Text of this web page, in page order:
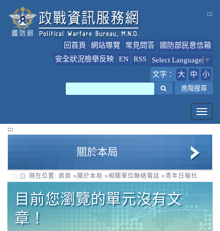
:::
回首頁 網站導覽 常見問答
國防部民意信箱
安全狀況檢舉反映
EN RSS Select Language ▼
文字：
大 中 小
進階搜尋
:::
關於本局
政戰局簡介
局長簡介
政戰局業務介紹
::: 現在位置: 首頁 » 關於本局 »相關單位聯絡電話 »青年日報社
目前您瀏覽的單元沒有文
章！